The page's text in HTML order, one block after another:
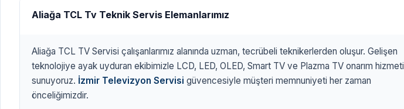
Aliağa TCL Tv Teknik Servis Elemanlarımız
Aliağa TCL TV Servisi çalışanlarımız alanında uzman, tecrübeli teknikerlerden oluşur. Gelişen
teknolojiye ayak uyduran ekibimizle LCD, LED, OLED, Smart TV ve Plazma TV onarım hizmeti
sunuyoruz. İzmir Televizyon Servisi güvencesiyle müşteri memnuniyeti her zaman
önceliğimizdir.